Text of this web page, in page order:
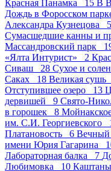
Красная Панамка 15 В
Дождь в Форосском
Александра Кузнецова 5
Сумасшедшие канны и
Массандровский парк
«Ялта Интурист» 2
Сиваш 28 Сухое и
Саках 18 Великая
Отступившее озеро 13
дервишей 9 Свято-
в горошек 8
им. С.И. Георгиевского
Платановость 6 Вечный
имени Юрия Гагарина
Лабораторная балка 7
Любимовка 10